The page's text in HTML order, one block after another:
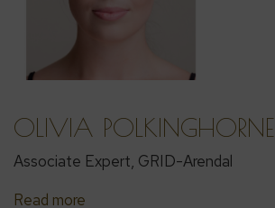
OLIVIA POLKINGHORNE
Associate Expert, GRID-Arendal
Read more